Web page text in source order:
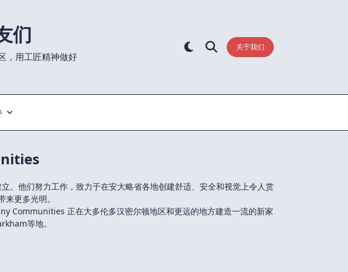
们
，用工匠精神做好
关于我们
他们努力工作，致力于在安大略省各地创建舒适、安全和视觉上令人赏
更多光明。
Communities 正在大多伦多汉密尔顿地区和更远的地方建造一流的新家
等地。